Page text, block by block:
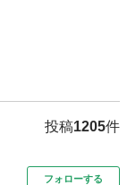
投稿1205件
フォローする